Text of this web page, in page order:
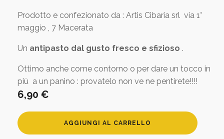
Prodotto e confezionato da : Artis Cibaria srl via 1°
maggio , 7 Macerata
Un antipasto dal gusto fresco e sfizioso .
Ottimo anche come contorno o per dare un tocco in
più a un panino : provatelo non ve ne pentirete!!!!
6,90 €
Antipasto
di
AGGIUNGI AL CARRELLO